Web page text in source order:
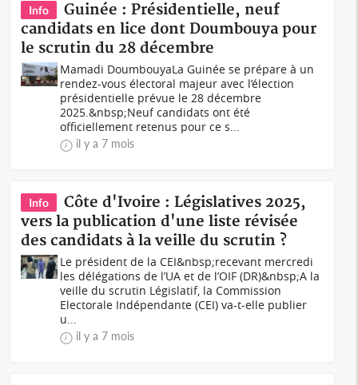
Info
Guinée : Présidentielle, neuf
candidats en lice dont Doumbouya pour
le scrutin du 28 décembre
Mamadi DoumbouyaLa Guinée se prépare à un
rendez-vous électoral majeur avec l’élection
présidentielle prévue le 28 décembre
2025.&nbsp;Neuf candidats ont été
officiellement retenus pour ce s...
il y a 7 mois
Info
Côte d'Ivoire : Législatives 2025,
vers la publication d'une liste révisée
des candidats à la veille du scrutin ?
Le président de la CEI&nbsp;recevant mercredi
les délégations de l’UA et de l’OIF (DR)&nbsp;A la
veille du scrutin Législatif, la Commission
Electorale Indépendante (CEI) va-t-elle publier
u...
il y a 7 mois